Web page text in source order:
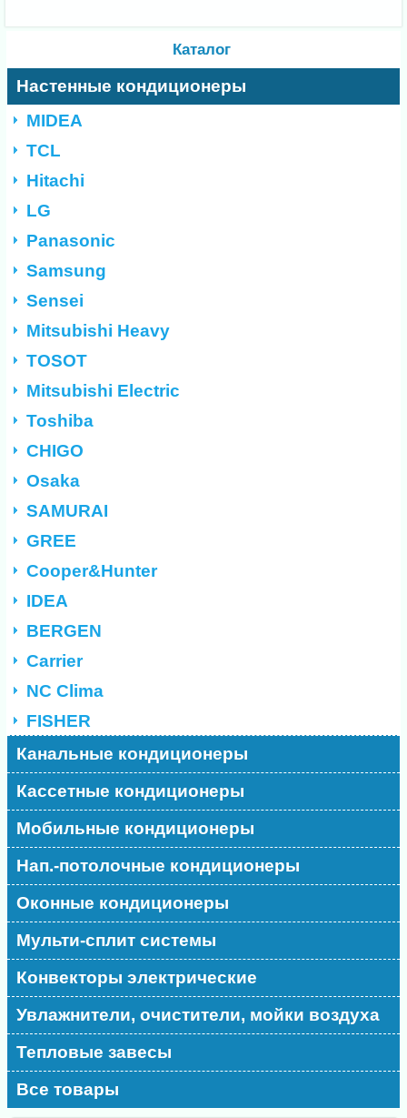
Каталог
Настенные кондиционеры
MIDEA
TCL
Hitachi
LG
Panasonic
Samsung
Sensei
Mitsubishi Heavy
TOSOT
Mitsubishi Electric
Toshiba
CHIGO
Osaka
SAMURAI
GREE
Cooper&Hunter
IDEA
BERGEN
Carrier
NC Clima
FISHER
Канальные кондиционеры
Кассетные кондиционеры
Мобильные кондиционеры
Нап.-потолочные кондиционеры
Оконные кондиционеры
Мульти-сплит системы
Конвекторы электрические
Увлажнители, очистители, мойки воздуха
Тепловые завесы
Все товары